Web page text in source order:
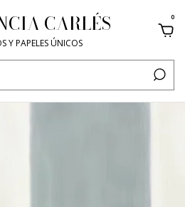
CARLÉS
Y PAPELES ÚNICOS
0